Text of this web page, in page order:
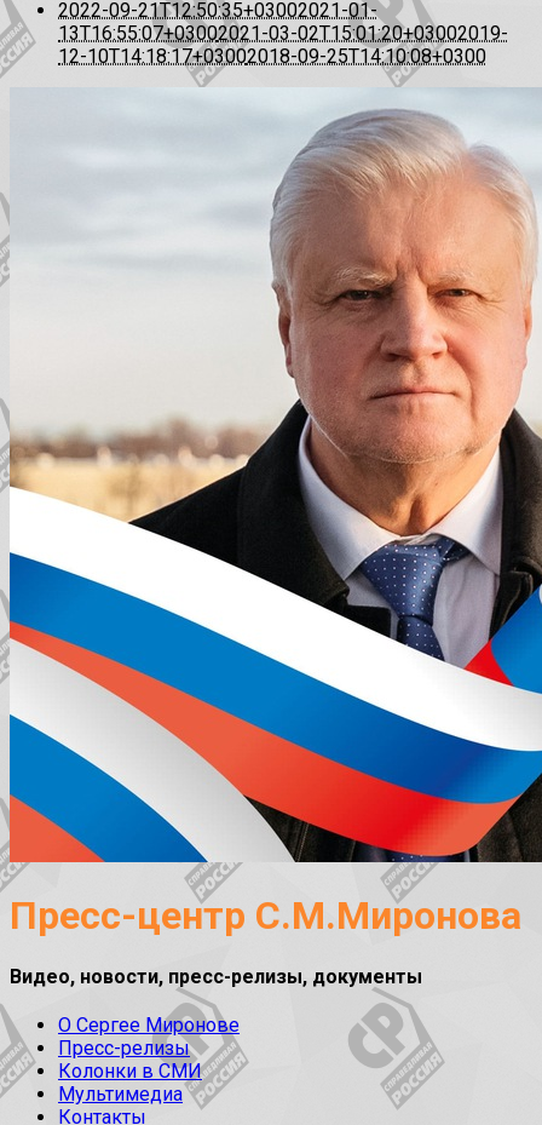
2022-09-21T12:50:35+03002021-01-
13T16:55:07+03002021-03-02T15:01:20+03002019-
12-10T14:18:17+03002018-09-25T14:10:08+0300
Пресс-центр С.М.Миронова
Видео, новости, пресс-релизы, документы
О Сергее Миронове
Пресс-релизы
Колонки в СМИ
Мультимедиа
Контакты